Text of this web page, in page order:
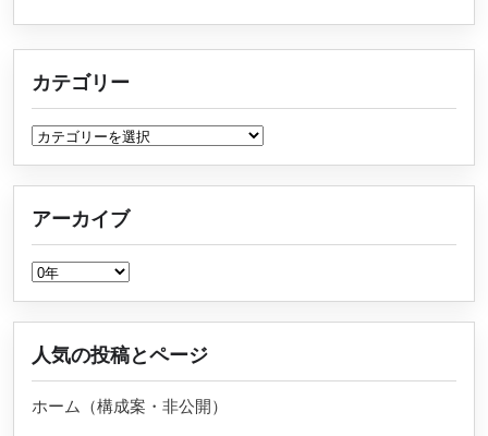
カテゴリー
カテゴリー
アーカイブ
アーカイブ
人気の投稿とページ
ホーム（構成案・非公開）